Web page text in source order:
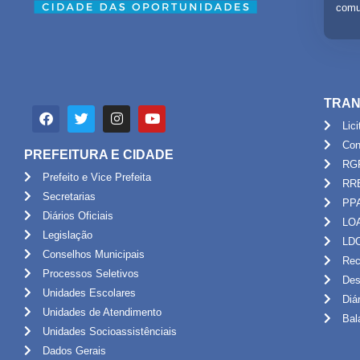
PREFEITURA E CIDADE
Prefeito e Vice Prefeita
Secretarias
Diários Oficiais
Legislação
Conselhos Municipais
Processos Seletivos
Unidades Escolares
Unidades de Atendimento
Unidades Socioassistênciais
Dados Gerais